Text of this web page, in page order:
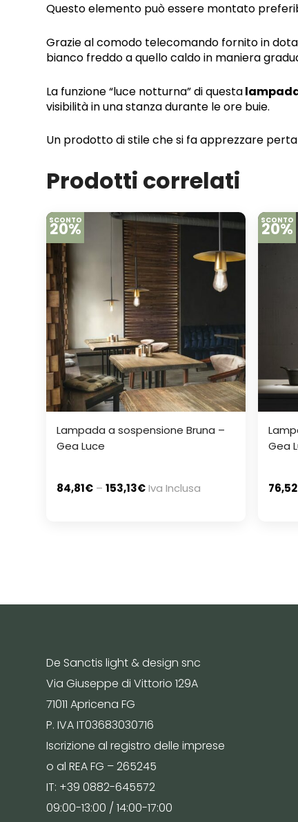
Questo elemento può essere montato
Grazie al comodo telecomando fornito in
bianco freddo a quello caldo in maniera
La funzione “luce notturna” di questa
visibilità in una stanza durante le ore buie.
Un prodotto di stile che si fa apprezzare
Prodotti correlati
SCONTO
20%
Lampada a sospensione Bruna –
Gea Luce
84,81€ – 153,13€Iva Inclusa
SCONTO
20%
Gea
76,52
De Sanctis light & design snc
Via Giuseppe di Vittorio 129A
71011 Apricena FG
P. IVA IT03683030716
Iscrizione al registro delle imprese
o al REA FG – 265245
IT: +39 0882-645572
09:00-13:00 / 14:00-17:00